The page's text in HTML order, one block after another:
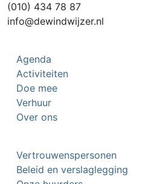
(010) 434 78 87
info@dewindwijzer.nl
Agenda
Activiteiten
Doe mee
Verhuur
Over ons
Vertrouwenspersonen
Beleid en verslaglegging